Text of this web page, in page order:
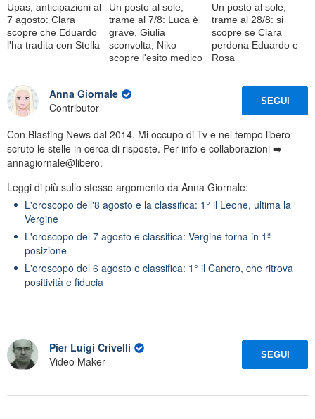
Upas, anticipazioni al
7 agosto: Clara
scopre che Eduardo
l'ha tradita con Stella
Un posto al sole,
trame al 7/8: Luca è
grave, Giulia
sconvolta, Niko
scopre l'esito medico
Un posto al sole,
trame al 28/8: si
scopre se Clara
perdona Eduardo e
Rosa
Anna Giornale
Contributor
SEGUI
Con Blasting News dal 2014. Mi occupo di Tv e nel tempo libero
scruto le stelle in cerca di risposte. Per info e collaborazioni ➡️
annagiornale@libero.
Leggi di più sullo stesso argomento da Anna Giornale:
L'oroscopo dell'8 agosto e la classifica: 1° il Leone, ultima la
Vergine
L'oroscopo del 7 agosto e classifica: Vergine torna in 1ª
posizione
L'oroscopo del 6 agosto e classifica: 1° il Cancro, che ritrova
positività e fiducia
Pier Luigi Crivelli
Video Maker
SEGUI